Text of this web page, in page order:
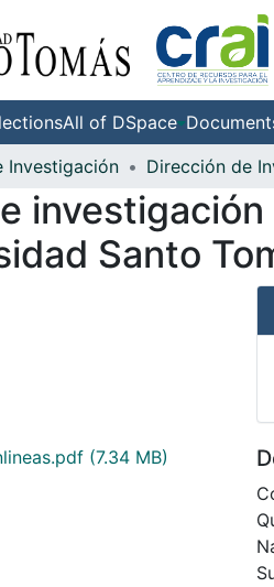
All of DSpace
Investigación
Santo
(7.34 MB)